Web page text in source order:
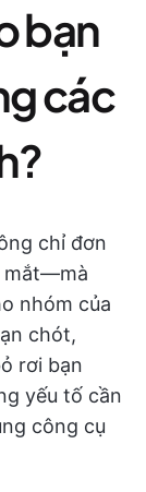
bạn
các
chỉ đơn
mắt—mà
nhóm của
chót,
rơi bạn
yếu tố cần
công cụ